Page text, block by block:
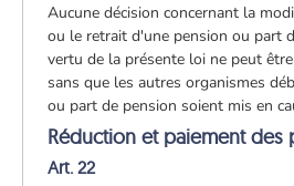
Aucune décision concernant la
ou le retrait d'une pension ou part
vertu de la présente loi ne peut
sans que les autres organismes
ou part de pension soient mis en
Réduction et paiement des
Art. 22